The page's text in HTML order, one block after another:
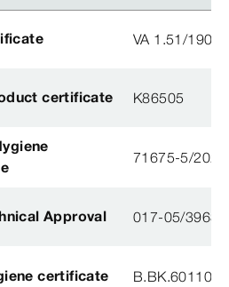
VA 1.51/19005
certificate K86505
71675-5/
Approval 017-05/3963-
certificate